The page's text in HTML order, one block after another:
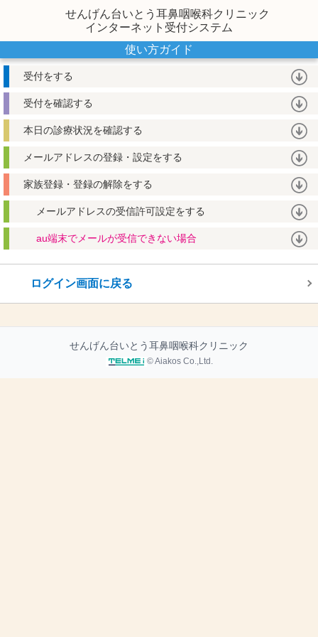
せんげん台いとう耳鼻咽喉科クリニック
インターネット受付システム
使い方ガイド
受付をする
受付を確認する
本日の診療状況を確認する
メールアドレスの登録・設定をする
家族登録・登録の解除をする
メールアドレスの受信許可設定をする
au端末でメールが受信できない場合
ログイン画面に戻る
せんげん台いとう耳鼻咽喉科クリニック
© Aiakos Co.,Ltd.